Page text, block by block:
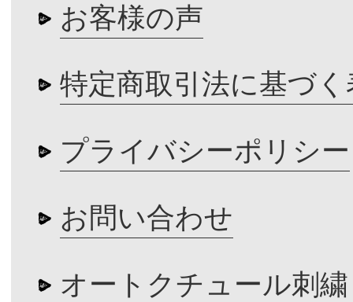
お客様の声
特定商取引法に基づく
プライバシーポリシー
お問い合わせ
オートクチュール刺